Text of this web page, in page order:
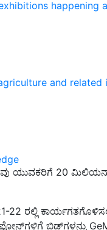
happening
and related
ಯುವಕರಿಗೆ 20 ಮಿಲಿಯನ್
2021-22 ರಲ್ಲಿ
ಬಿಡ್‌ಗಳನ್ನು